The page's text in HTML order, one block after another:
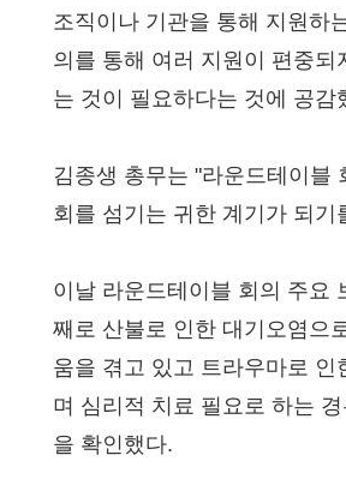
조직이나 기관을 통해 지원하
의를 통해 여러 지원이 편중
는 것이 필요하다는 것에 공감
김종생 총무는 "라운드테이블
회를 섬기는 귀한 계기가 되
이날 라운드테이블 회의 주요
째로 산불로 인한 대기오염으
움을 겪고 있고 트라우마로
며 심리적 치료 필요로 하는
을 확인했다.